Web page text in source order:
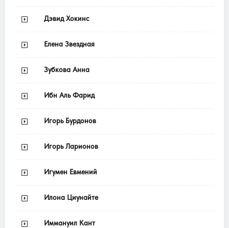
Дэвид Хокинс
Елена Звездная
Зубкова Анна
Ибн Аль Фарид
Игорь Бурдонов
Игорь Ларионов
Игумен Евмений
Илона Циунайте
Иммануил Кант